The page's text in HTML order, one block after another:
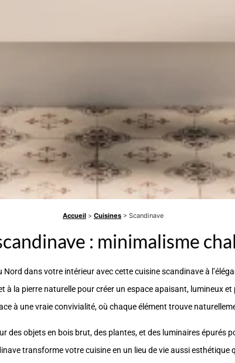
Accueil > Cuisines > Scandinave
: minimalisme
Nord dans votre intérieur avec cette cuisine scandinave à
à la pierre naturelle pour créer un espace apaisant, lumineux et
à une vraie convivialité, où chaque élément trouve
des objets en bois brut, des plantes, et des luminaires épurés
transforme votre cuisine en un lieu de vie aussi esthétique